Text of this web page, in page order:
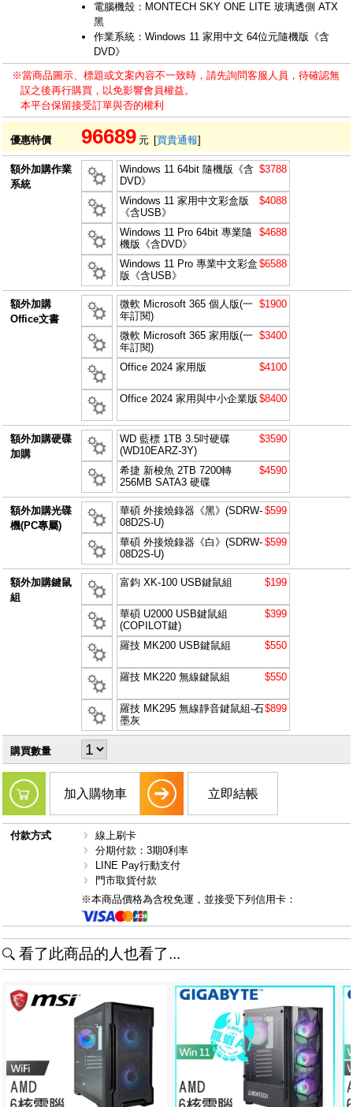
電腦機殼：MONTECH SKY ONE LITE 玻璃透側 ATX
黑
作業系統：Windows 11 家用中文 64位元隨機版《含
DVD》
※當商品圖示、標題或文案內容不一致時，請先詢問客服人員，待確認無
誤之後再行購買，以免影響會員權益。
本平台保留接受訂單與否的權利
優惠特價 96689 元 [買貴通報]
額外加購作業
系統
Windows 11 64bit 隨機版《含
DVD》
$3788
Windows 11 家用中文彩盒版
《含USB》
$4088
Windows 11 Pro 64bit 專業隨
機版《含DVD》
$4688
Windows 11 Pro 專業中文彩盒
版《含USB》
$6588
額外加購
Office文書
微軟 Microsoft 365 個人版(一
年訂閱)
$1900
微軟 Microsoft 365 家用版(一
年訂閱)
$3400
Office 2024 家用版 $4100
Office 2024 家用與中小企業版 $8400
額外加購硬碟
加購
WD 藍標 1TB 3.5吋硬碟
(WD10EARZ-3Y)
$3590
希捷 新梭魚 2TB 7200轉
256MB SATA3 硬碟
$4590
額外加購光碟
機(PC專屬)
華碩 外接燒錄器《黑》(SDRW-
08D2S-U)
$599
華碩 外接燒錄器《白》(SDRW-
08D2S-U)
$599
額外加購鍵鼠
組
富鈞 XK-100 USB鍵鼠組 $199
華碩 U2000 USB鍵鼠組
(COPILOT鍵)
$399
羅技 MK200 USB鍵鼠組 $550
羅技 MK220 無線鍵鼠組 $550
羅技 MK295 無線靜音鍵鼠組-石
墨灰
$899
購買數量
加入購物車 立即結帳
付款方式
線上刷卡
分期付款：3期0利率
LINE Pay行動支付
門市取貨付款
※本商品價格為含稅免運，並接受下列信用卡：
看了此商品的人也看了...